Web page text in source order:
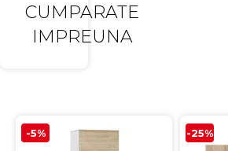
CUMPARATE
IMPREUNA
-5% -25%